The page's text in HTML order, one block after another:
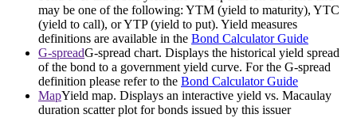
may be one of the following: YTM (yield to maturity), YTC
(yield to call), or YTP (yield to put). Yield measures
definitions are available in the Bond Calculator Guide
G-spreadG-spread chart. Displays the historical yield spread
of the bond to a government yield curve. For the G-spread
definition please refer to the Bond Calculator Guide
MapYield map. Displays an interactive yield vs. Macaulay
duration scatter plot for bonds issued by this issuer